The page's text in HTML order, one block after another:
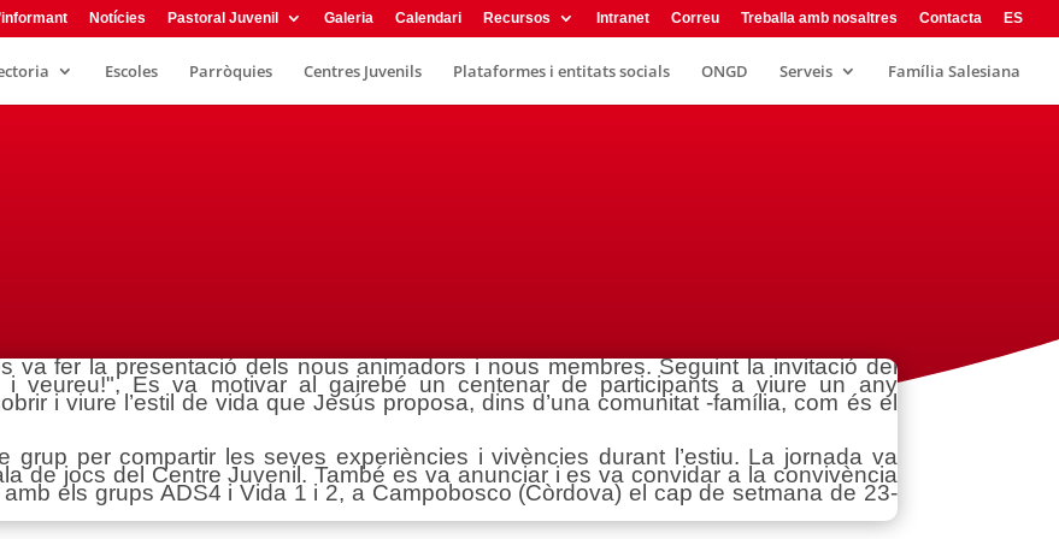
Notícies Pastoral Juvenil Galeria Calendari Recursos Intranet Correu Treballa amb nosaltres Contacta ES
Escoles Parròquies Centres Juvenils Plataformes i entitats socials ONGD Serveis Família Salesiana
va fer la presentació dels nous animadors i nous membres. Seguint la invitació del
veureu!", Es va motivar al gairebé un centenar de participants a viure un any
i viure l’estil de vida que Jesús proposa, dins d’una comunitat -família, com és el
grup per compartir les seves experiències i vivències durant l’estiu. La jornada va
de jocs del Centre Juvenil. També es va anunciar i es va convidar a la convivència
els grups ADS4 i Vida 1 i 2, a Campobosco (Còrdova) el cap de setmana de 23-